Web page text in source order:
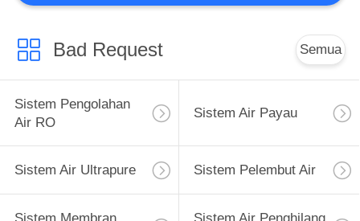
Sistem Sterilisasi
Ozon
12
Bad Request Semua
Sistem Pengolahan
Air RO
Sistem Air Payau
Sistem Air Ultrapure Sistem Pelembut Air